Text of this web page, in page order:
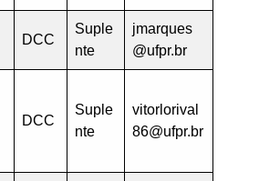
DCC
Suple
nte
jmarques
@ufpr.br
DCC
Suple
nte
vitorlorival
86@ufpr.br